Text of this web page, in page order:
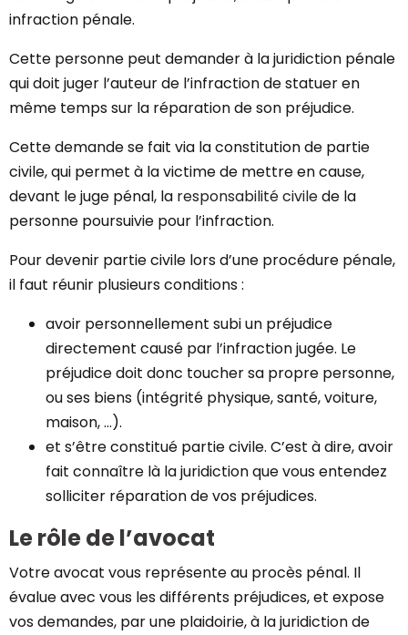
infraction pénale.
Cette personne peut demander à la juridiction pénale
qui doit juger l’auteur de l’infraction de statuer en
même temps sur la réparation de son préjudice.
Cette demande se fait via la constitution de partie
civile, qui permet à la victime de mettre en cause,
devant le juge pénal, la responsabilité civilede la
personne poursuivie pour l’infraction.
Pour devenir partie civile lors d’une procédure pénale,
il faut réunir plusieurs conditions :
avoir personnellement subi un préjudice
directement causé par l’infraction jugée. Le
préjudice doit donc toucher sa propre personne,
ou ses biens (intégrité physique, santé, voiture,
maison, …).
et s’être constitué partie civile. C’est à dire, avoir
fait connaître là la juridiction que vous entendez
solliciter réparation de vos préjudices.
Le rôle de l’avocat
Votre avocat vous représente au procès pénal. Il
évalue avec vous les différents préjudices, et expose
vos demandes, par une plaidoirie, à la juridiction de